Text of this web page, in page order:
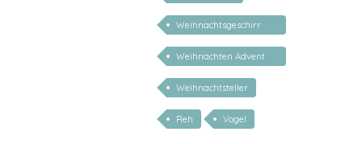
Weihnachtsgeschirr
Kinder
Weihnachten Advent
Nikolaus
Weihnachtsteller
Reh Vogel